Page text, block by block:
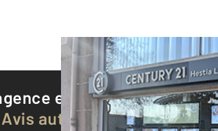
est notée9,1/10
Avis authentifiés par